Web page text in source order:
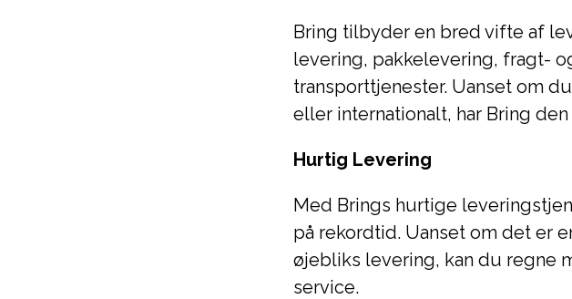
Bring tilbyder en bred vifte af
levering, pakkelevering, fragt-
transporttjenester. Uanset om
eller internationalt, har Bring
Hurtig Levering
Med Brings hurtige
på rekordtid. Uanset om det er
øjebliks levering, kan du regne
service.